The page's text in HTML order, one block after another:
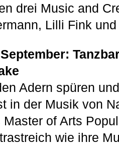
drei Music and
Lilli Fink
Adern spüren
in der Musik von
of Arts
wie ihre